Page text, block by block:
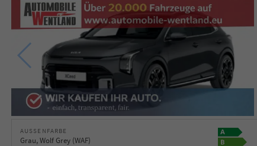
AUSSENFARBE
Grau, Wolf Grey (WAF)